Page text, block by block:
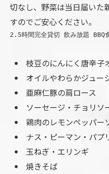
切なし、野菜は当日届いた
すのでご安心ください。
2.5時間完全貸切 飲み放題 BBQ
枝豆のにんにく唐辛子
オイルやわらかジュー
亜麻仁豚の肩ロース
ソーセージ・チョリソ
鶏肉のレモンペッパー
ナス・ピーマン・パプ
玉ねぎ・エリンギ
焼きそば